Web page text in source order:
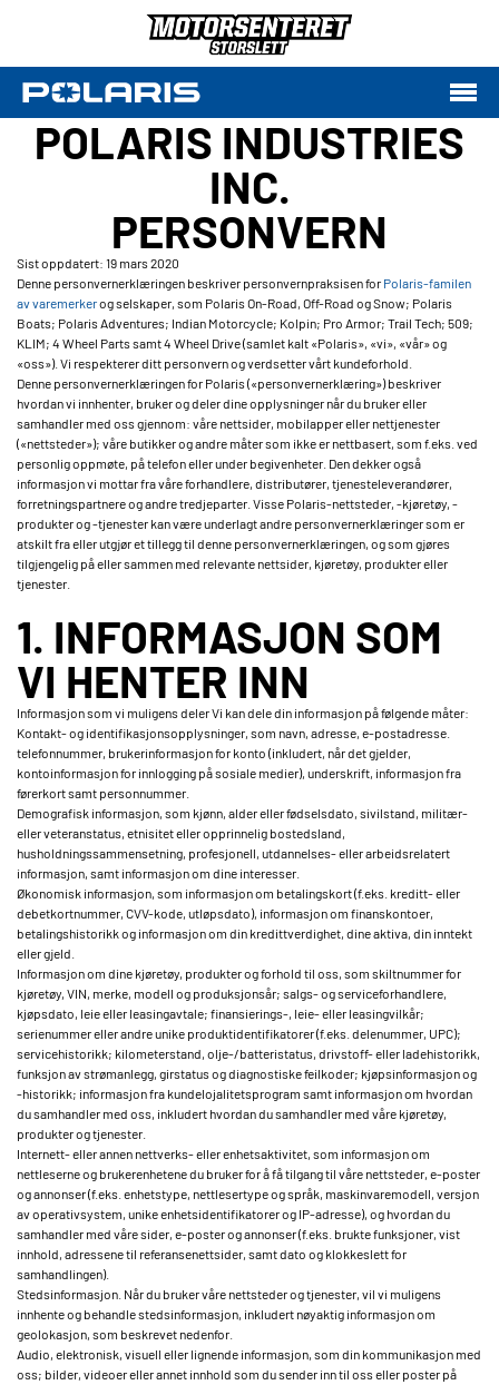
POLARIS INDUSTRIES
INC.
PERSONVERN
Sist oppdatert: 19 mars 2020
Denne personvernerklæringen beskriver personvernpraksisen for Polaris-familen
av varemerkerog selskaper, som Polaris On-Road, Off-Road og Snow; Polaris
Boats; Polaris Adventures; Indian Motorcycle; Kolpin; Pro Armor; Trail Tech; 509;
KLIM; 4 Wheel Parts samt 4 Wheel Drive (samlet kalt «Polaris», «vi», «vår» og
«oss»). Vi respekterer ditt personvern og verdsetter vårt kundeforhold.
Denne personvernerklæringen for Polaris («personvernerklæring») beskriver
hvordan vi innhenter, bruker og deler dine opplysninger når du bruker eller
samhandler med oss gjennom: våre nettsider, mobilapper eller nettjenester
(«nettsteder»); våre butikker og andre måter som ikke er nettbasert, som f.eks. ved
personlig oppmøte, på telefon eller under begivenheter. Den dekker også
informasjon vi mottar fra våre forhandlere, distributører, tjenesteleverandører,
forretningspartnere og andre tredjeparter. Visse Polaris-nettsteder, -kjøretøy, -
produkter og -tjenester kan være underlagt andre personvernerklæringer som er
atskilt fra eller utgjør et tillegg til denne personvernerklæringen, og som gjøres
tilgjengelig på eller sammen med relevante nettsider, kjøretøy, produkter eller
tjenester.
1. INFORMASJON SOM
VI HENTER INN
Informasjon som vi muligens deler Vi kan dele din informasjon på følgende måter:
Kontakt- og identifikasjonsopplysninger, som navn, adresse, e-postadresse.
telefonnummer, brukerinformasjon for konto (inkludert, når det gjelder,
kontoinformasjon for innlogging på sosiale medier), underskrift, informasjon fra
førerkort samt personnummer.
Demografisk informasjon, som kjønn, alder eller fødselsdato, sivilstand, militær-
eller veteranstatus, etnisitet eller opprinnelig bostedsland,
husholdningssammensetning, profesjonell, utdannelses- eller arbeidsrelatert
informasjon, samt informasjon om dine interesser.
Økonomisk informasjon, som informasjon om betalingskort (f.eks. kreditt- eller
debetkortnummer, CVV-kode, utløpsdato), informasjon om finanskontoer,
betalingshistorikk og informasjon om din kredittverdighet, dine aktiva, din inntekt
eller gjeld.
Informasjon om dine kjøretøy, produkter og forhold til oss, som skiltnummer for
kjøretøy, VIN, merke, modell og produksjonsår; salgs- og serviceforhandlere,
kjøpsdato, leie eller leasingavtale; finansierings-, leie- eller leasingvilkår;
serienummer eller andre unike produktidentifikatorer (f.eks. delenummer, UPC);
servicehistorikk; kilometerstand, olje-/batteristatus, drivstoff- eller ladehistorikk,
funksjon av strømanlegg, girstatus og diagnostiske feilkoder; kjøpsinformasjon og
-historikk; informasjon fra kundelojalitetsprogram samt informasjon om hvordan
du samhandler med oss, inkludert hvordan du samhandler med våre kjøretøy,
produkter og tjenester.
Internett- eller annen nettverks- eller enhetsaktivitet, som informasjon om
nettleserne og brukerenhetene du bruker for å få tilgang til våre nettsteder, e-poster
og annonser (f.eks. enhetstype, nettlesertype og språk, maskinvaremodell, versjon
av operativsystem, unike enhetsidentifikatorer og IP-adresse), og hvordan du
samhandler med våre sider, e-poster og annonser (f.eks. brukte funksjoner, vist
innhold, adressene til referansenettsider, samt dato og klokkeslett for
samhandlingen).
Stedsinformasjon. Når du bruker våre nettsteder og tjenester, vil vi muligens
innhente og behandle stedsinformasjon, inkludert nøyaktig informasjon om
geolokasjon, som beskrevet nedenfor.
Audio, elektronisk, visuell eller lignende informasjon, som din kommunikasjon med
oss; bilder, videoer eller annet innhold som du sender inn til oss eller poster på